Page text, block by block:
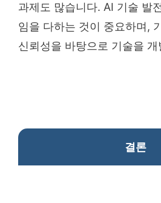
과제도 많습니다. AI 기술 발
임을 다하는 것이 중요하며,
신뢰성을 바탕으로 기술을
결론